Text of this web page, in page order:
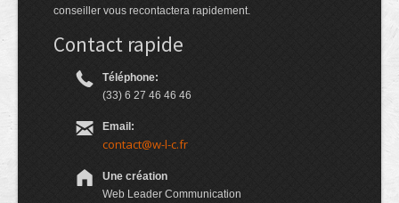
conseiller vous recontactera rapidement.
Contact rapide
Téléphone:
(33) 6 27 46 46 46
Email:
contact@w-l-c.fr
Une création
Web Leader Communication